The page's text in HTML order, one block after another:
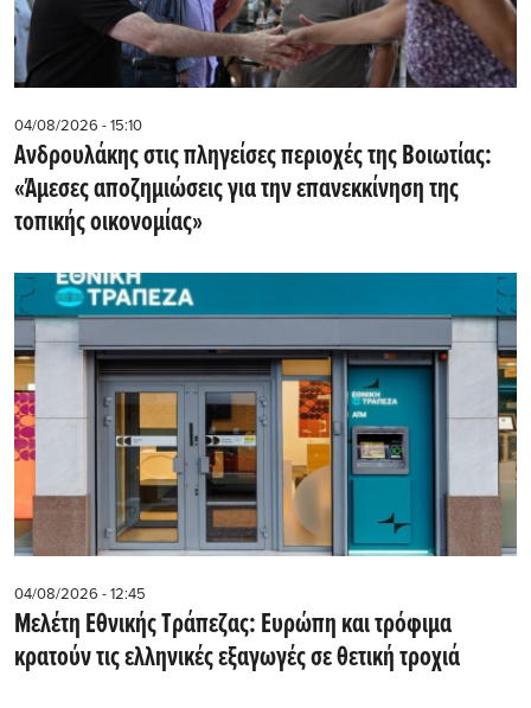
04/08/2026 - 15:10
Ανδρουλάκης στις πληγείσες περιοχές της Βοιωτίας:
«Άμεσες αποζημιώσεις για την επανεκκίνηση της
τοπικής οικονομίας»
04/08/2026 - 12:45
Μελέτη Εθνικής Τράπεζας: Ευρώπη και τρόφιμα
κρατούν τις ελληνικές εξαγωγές σε θετική τροχιά